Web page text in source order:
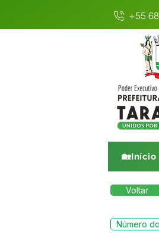
+55
🏡Início
Voltar
Número